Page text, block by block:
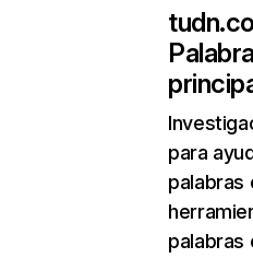
para
palabras
palabras